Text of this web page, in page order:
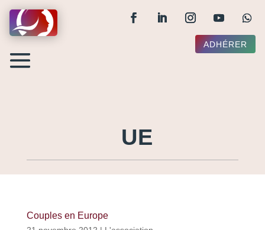
ADHÉRER
UE
Couples en Europe